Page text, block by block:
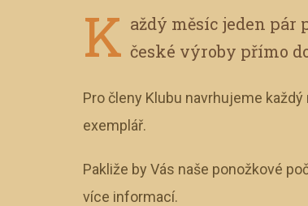
K aždý měsíc jeden pár
české výroby přímo
Pro členy Klubu navrhujeme
exemplář.
Pakliže by Vás naše ponožkové
více informací.